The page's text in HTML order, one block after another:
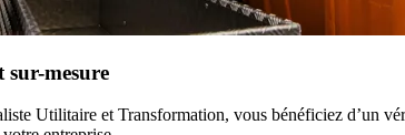
sur-mesure
Utilitaire et Transformation, vous bénéficiez d’un